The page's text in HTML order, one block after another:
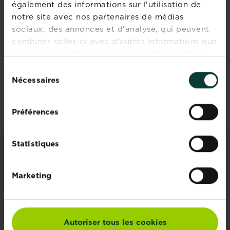
également des informations sur l'utilisation de
notre site avec nos partenaires de médias
sociaux, des annonces et d'analyse, qui peuvent
combiner celles-ci avec d'autres informations que
vous leur avez fournies ou qu'ils ont collectées
duNécessaires
Préférences
Statistiques
Marketing
Autoriser tous les cookies
Points de vente Points de vente
PAGINATION
Découvrez tous les articles